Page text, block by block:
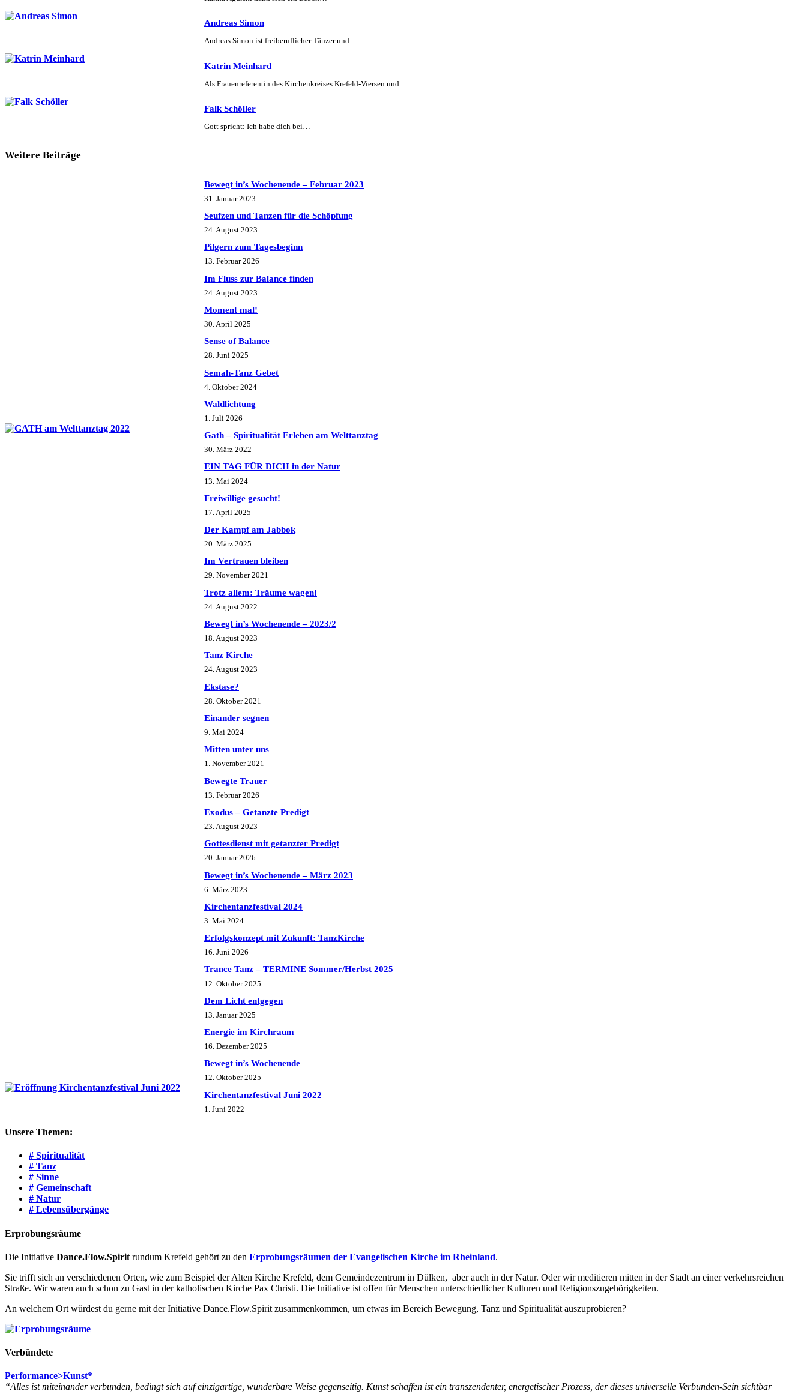
Andreas Simon
Andreas Simon ist freiberuflicher Tänzer und…
Katrin Meinhard
Als Frauenreferentin des Kirchenkreises Krefeld-Viersen und…
Falk Schöller
Gott spricht: Ich habe dich bei…
Weitere Beiträge
Bewegt in’s Wochenende – Februar 2023
31. Januar 2023
Seufzen und Tanzen für die Schöpfung
24. August 2023
Pilgern zum Tagesbeginn
13. Februar 2026
Im Fluss zur Balance finden
24. August 2023
Moment mal!
30. April 2025
Sense of Balance
28. Juni 2025
Semah-Tanz Gebet
4. Oktober 2024
Waldlichtung
1. Juli 2026
Gath – Spiritualität Erleben am Welttanztag
30. März 2022
EIN TAG FÜR DICH in der Natur
13. Mai 2024
Freiwillige gesucht!
17. April 2025
Der Kampf am Jabbok
20. März 2025
Im Vertrauen bleiben
29. November 2021
Trotz allem: Träume wagen!
24. August 2022
Bewegt in’s Wochenende – 2023/2
18. August 2023
Tanz Kirche
24. August 2023
Ekstase?
28. Oktober 2021
Einander segnen
9. Mai 2024
Mitten unter uns
1. November 2021
Bewegte Trauer
13. Februar 2026
Exodus – Getanzte Predigt
23. August 2023
Gottesdienst mit getanzter Predigt
20. Januar 2026
Bewegt in’s Wochenende – März 2023
6. März 2023
Kirchentanzfestival 2024
3. Mai 2024
Erfolgskonzept mit Zukunft: TanzKirche
16. Juni 2026
Trance Tanz – TERMINE Sommer/Herbst 2025
12. Oktober 2025
Dem Licht entgegen
13. Januar 2025
Energie im Kirchraum
16. Dezember 2025
Bewegt in’s Wochenende
12. Oktober 2025
Kirchentanzfestival Juni 2022
1. Juni 2022
Unsere Themen:
# Spiritualität
# Tanz
# Sinne
# Gemeinschaft
# Natur
# Lebensübergänge
Erprobungsräume
Die Initiative Dance.Flow.Spirit rundum Krefeld gehört zu den Erprobungsräumen der Evangelischen Kirche im Rheinland.
Sie trifft sich an verschiedenen Orten, wie zum Beispiel der Alten Kirche Krefeld, dem Gemeindezentrum in Dülken, aber auch in der Natur. Oder wir meditieren mitten in der Stadt an einer verkehrsreichen
Straße. Wir waren auch schon zu Gast in der katholischen Kirche Pax Christi. Die Initiative ist offen für Menschen unterschiedlicher Kulturen und Religionszugehörigkeiten.
An welchem Ort würdest du gerne mit der Initiative Dance.Flow.Spirit zusammenkommen, um etwas im Bereich Bewegung, Tanz und Spiritualität auszuprobieren?
Verbündete
Performance>Kunst*
“Alles ist miteinander verbunden, bedingt sich auf einzigartige, wunderbare Weise gegenseitig. Kunst schaffen ist ein transzendenter, energetischer Prozess, der dieses universelle Verbunden-Sein sichtbar